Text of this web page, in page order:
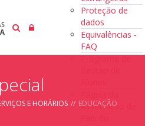
Proteção de
dados
Equivalências -
FAQ
Programa de
Associação de
E HORÁRIOS // EDUCAÇÃO